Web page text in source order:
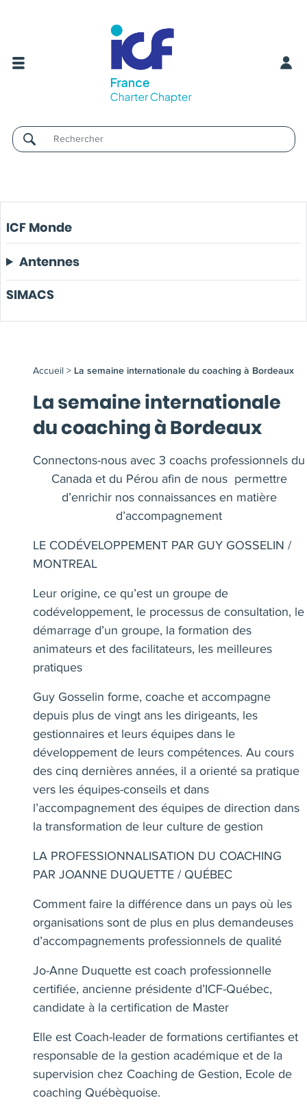
Username
ICF Monde
Antennes
SIMACS
Accueil > La semaine internationale du coaching à Bordeaux
La semaine internationale
du coaching à Bordeaux
Connectons-nous avec 3 coachs professionnels du
Canada et du Pérou afin de nous permettre
d’enrichir nos connaissances en matière
d’accompagnement
LE CODÉVELOPPEMENT PAR GUY GOSSELIN /
MONTREAL
Leur origine, ce qu’est un groupe de
codéveloppement, le processus de consultation, le
démarrage d’un groupe, la formation des
animateurs et des facilitateurs, les meilleures
pratiques
Guy Gosselin forme, coache et accompagne
depuis plus de vingt ans les dirigeants, les
gestionnaires et leurs équipes dans le
développement de leurs compétences. Au cours
des cinq dernières années, il a orienté sa pratique
vers les équipes-conseils et dans
l’accompagnement des équipes de direction dans
la transformation de leur culture de gestion
LA PROFESSIONNALISATION DU COACHING
PAR JOANNE DUQUETTE / QUÉBEC
Comment faire la différence dans un pays où les
organisations sont de plus en plus demandeuses
d’accompagnements professionnels de qualité
Jo-Anne Duquette est coach professionnelle
certifiée, ancienne présidente d’ICF-Québec,
candidate à la certification de Master
Elle est Coach-leader de formations certifiantes et
responsable de la gestion académique et de la
supervision chez Coaching de Gestion, Ecole de
coaching Québèquoise.